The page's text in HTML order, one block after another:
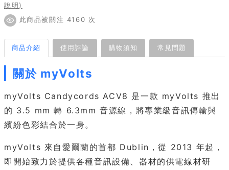
說明)
此商品被關注 4160 次
商品介紹 使用評論 購物須知 常見問題
關於 myVolts
myVolts Candycords ACV8 是一款 myVolts 推出
的 3.5 mm 轉 6.3mm 音源線，將專業級音訊傳輸與
繽紛色彩結合於一身。
myVolts 來自愛爾蘭的首都 Dublin，從 2013 年起，
即開始致力於提供各種音訊設備、器材的供電線材研